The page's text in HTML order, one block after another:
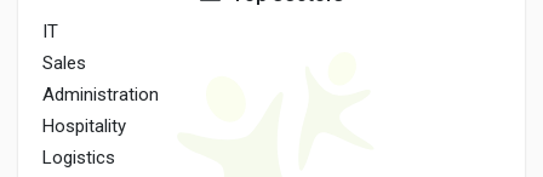
IT
Sales
Administration
Hospitality
Logistics